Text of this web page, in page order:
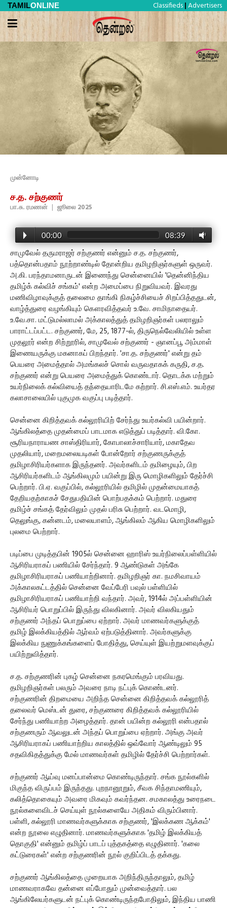
TAMILONLINE Classifieds | Advertisers
முன்னோடி
ச.த. சற்குணர்
பா.சு. ரமணன் | ஜூலை 2025
00:00 08:39
சாமுவேல் தருமராஜர் சற்குணர் என்னும் ச.த. சற்குணர்,
பத்தொன்பதாம் நூற்றாண்டில் தோன்றிய தமிழறிஞர்களுள் ஒருவர்.
அ.கி. பரந்தாமனாருடன் இணைந்து சென்னையில் 'தென்னிந்திய
தமிழ்க் கல்விச் சங்கம்' என்ற அமைப்பை நிறுவியவர். இவரது
மணிவிழாவுக்குத் தலைமை தாங்கி நிகழ்ச்சியைச் சிறப்பித்ததுடன்,
வாழ்த்துரை வழங்கியும் கௌரவித்தவர் உ.வே. சாமிநாதையர்.
உ.வே.சா. மட்டுமல்லாமல் அக்காலத்துத் தமிழறிஞர்கள் பலராலும்
பாராட்டப்பட்ட. சற்குணர், மே, 25, 1877-ல், திருநெல்வேலியில் உள்ள
முதலூர் என்ற சிற்றூரில், சாமுவேல் சற்குணர் - ஞானப்பூ அம்மாள்
இணையருக்கு மகனாகப் பிறந்தார். 'சா.த. சற்குணர்' என்று தம்
பெயரை அமைத்தால் அமங்கலச் சொல் வருவதாகக் கருதி, ச.த.
சற்குணர் என்று பெயரை அமைத்துக் கொண்டார். தொடக்க மற்றும்
உயர்நிலைக் கல்வியைத் தந்தையாரிடமே கற்றார். சி.எஸ்.எம். உயர்தர
கலாசாலையில் புகுமுக வகுப்பு படித்தார்.
சென்னை கிறித்தவக் கல்லூரியிற் சேர்ந்து உயர்கல்வி பயின்றார்.
ஆங்கிலத்தை முதன்மைப் பாடமாக எடுத்துப் படித்தார். வி.கோ.
சூரியநாராயண சாஸ்திரியார், கோபாலாச்சாரியார், மகாதேவ
முதலியார், மறைமலையடிகள் போன்றோர் சற்குணருக்குத்
தமிழாசிரியர்களாக இருந்தனர். அவர்களிடம் தமிழையும், பிற
ஆசிரியர்களிடம் ஆங்கிலமும் பயின்று இரு மொழிகளிலும் தேர்ச்சி
பெற்றார். பி.ஏ. வகுப்பில், கல்லூரியில் தமிழில் முதன்மையாகத்
தேறியதற்காகச் சேதுபதியின் பொற்பதக்கம் பெற்றார். மதுரை
தமிழ்ச் சங்கத் தேர்விலும் முதல் பரிசு பெற்றார். வடமொழி,
தெலுங்கு, கன்னடம், மலையாளம், ஆங்கிலம் ஆகிய மொழிகளிலும்
புலமை பெற்றார்.
படிப்பை முடித்தபின் 1905ல் சென்னை ஹாரிஸ் உயர்நிலைப்பள்ளியில்
ஆசிரியராகப் பணியில் சேர்ந்தார். 9 ஆண்டுகள் அங்கே
தமிழாசிரியராகப் பணியாற்றினார். தமிழறிஞர் கா. நமசிவாயம்
அக்காலகட்டத்தில் சென்னை வேப்பேரி பவுல் பள்ளியில்
தமிழாசிரியராகப் பணியாற்றி வந்தார். அவர், 1914ல் அப்பள்ளியின்
ஆசிரியர் பொறுப்பில் இருந்து விலகினார். அவர் விலகியதும்
சற்குணர் அந்தப் பொறுப்பை ஏற்றார். அவர் மாணவர்களுக்குத்
தமிழ் இலக்கியத்தில் ஆர்வம் ஏற்படுத்தினார். அவர்களுக்கு
இலக்கிய நுணுக்கங்களைப் போதித்து, செய்யுள் இயற்றுமளவுக்குப்
பயிற்றுவித்தார்.
ச.த. சற்குணரின் புகழ் சென்னை நகரமெங்கும் பரவியது.
தமிழறிஞர்கள் பலரும் அவரை நாடி நட்புக் கொண்டனர்.
சற்குணரின் திறமையை அறிந்த சென்னை கிறித்தவக் கல்லூரித்
தலைவர் மெஸ்டன் துரை, சற்குணரை கிறித்தவக் கல்லூரியில்
சேர்ந்து பணியாற்ற அழைத்தார். தான் பயின்ற கல்லூரி என்பதால்
சற்குணரும் ஆவலுடன் அந்தப் பொறுப்பை ஏற்றார். அங்கு அவர்
ஆசிரியராகப் பணியாற்றிய காலத்தில் ஒவ்வோர் ஆண்டிலும் 95
சதவிகிதத்துக்கு மேல் மாணவர்கள் தமிழில் தேர்ச்சி பெற்றார்கள்.
சற்குணர் ஆய்வு மனப்பான்மை கொண்டிருந்தார். சங்க நூல்களில்
மிகுந்த விருப்பம் இருந்தது. புறநானூறும், சீவக சிந்தாமணியும்,
கலித்தொகையும் அவரை மிகவும் கவர்ந்தன. சமகாலத்து உரைநடை
நூல்களைவிடச் செய்யுள் நூல்களையே அதிகம் விரும்பினார்.
பள்ளி, கல்லூரி மாணவர்களுக்காக சற்குணர், 'இலக்கண ஆக்கம்'
என்ற நூலை எழுதினார். மாணவர்களுக்காக 'தமிழ் இலக்கியத்
தொகுதி' என்னும் தமிழ்ப் பாடப் புத்தகத்தை எழுதினார். 'கலை
கட்டுரைகள்' என்ற சற்குணரின் நூல் குறிப்பிடத் தக்கது.
சற்குணர் ஆங்கிலத்தை முறையாக அறிந்திருந்தாலும், தமிழ்
மாணவராகவே தன்னை எப்போதும் முன்வைத்தார். பல
ஆங்கிலேயர்களுடன் நட்புக் கொண்டிருந்தபோதிலும், இந்திய பாணி